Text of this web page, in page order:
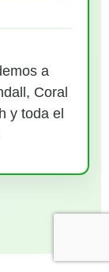
a
Coral
y toda el